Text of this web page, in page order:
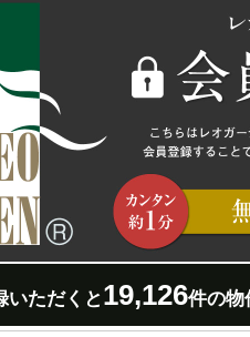
いただくと19,126件の物